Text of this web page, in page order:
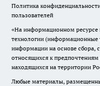
Политика
пользователей
«На информационном ресурсе
технологии (информационные
информации на основе сбора,
относящихся к
находящихся на территории
Любые материалы,